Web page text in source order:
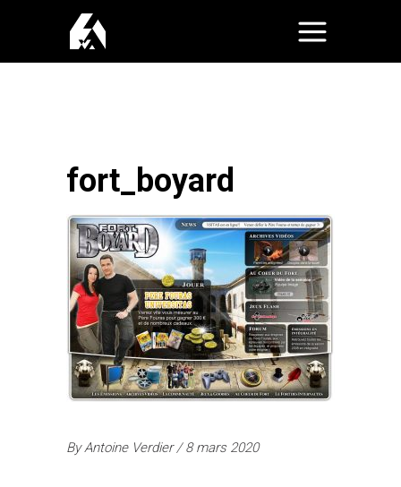
fort_boyard
ByAntoine Verdier 8 mars 2020